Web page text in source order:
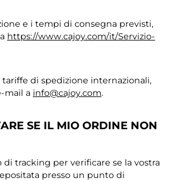
e i tempi di consegna previsti,
https://www.cajoy.com/it/Servizio-
di spedizione internazionali,
mail a info@cajoy.com.
SE IL MIO ORDINE NON
tracking per verificare se la vostra
presso un punto di